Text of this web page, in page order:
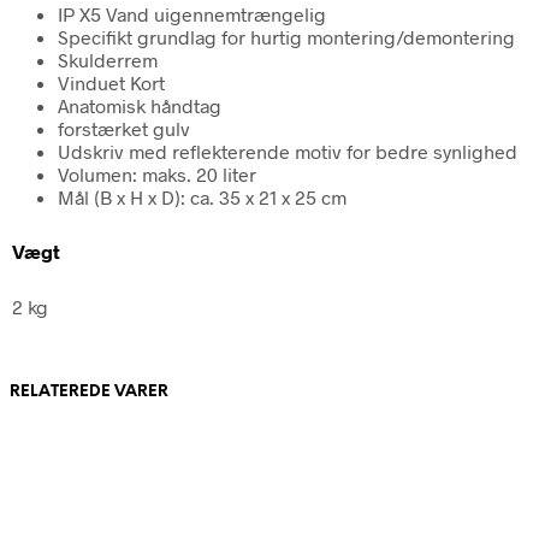
IP X5 Vand uigennemtrængelig
Specifikt grundlag for hurtig montering/demontering
Skulderrem
Vinduet Kort
Anatomisk håndtag
forstærket gulv
Udskriv med reflekterende motiv for bedre synlighed
Volumen: maks. 20 liter
Mål (B x H x D): ca. 35 x 21 x 25 cm
Vægt
2 kg
RELATEREDE VARER